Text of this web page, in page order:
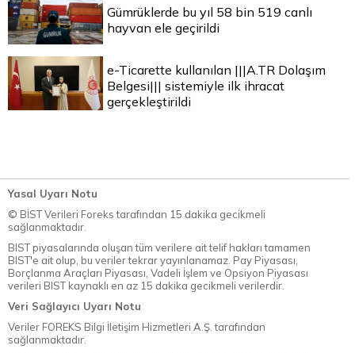
Gümrüklerde bu yıl 58 bin 519 canlı
hayvan ele geçirildi
e-Ticarette kullanılan |||A.TR Dolaşım
Belgesi||| sistemiyle ilk ihracat
gerçekleştirildi
Yasal Uyarı Notu
© BİST Verileri Foreks tarafından 15 dakika gecikmeli
sağlanmaktadır.
BIST piyasalarında oluşan tüm verilere ait telif hakları tamamen
BIST'e ait olup, bu veriler tekrar yayınlanamaz. Pay Piyasası,
Borçlanma Araçları Piyasası, Vadeli İşlem ve Opsiyon Piyasası
verileri BIST kaynaklı en az 15 dakika gecikmeli verilerdir.
Veri Sağlayıcı Uyarı Notu
Veriler FOREKS Bilgi İletişim Hizmetleri A.Ş. tarafından
sağlanmaktadır.